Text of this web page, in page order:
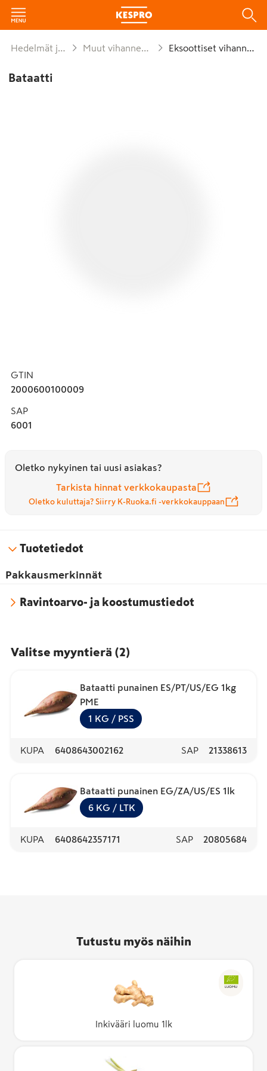
Hedelmät ja vihannekset Muut vihannekset ja juurekset Eksoottiset vihannekset
Bataatti
GTIN
2000600100009
SAP
6001
Oletko nykyinen tai uusi asiakas?
Tarkista hinnat verkkokaupasta
Oletko kuluttaja? Siirry K-Ruoka.fi -verkkokauppaan
Tuotetiedot
Pakkausmerkinnät
Ravintoarvo- ja koostumustiedot
Valitse myyntierä (2)
Bataatti punainen ES/PT/US/EG 1kg
PME
1 KG / PSS
KUPA 6408643002162 SAP 21338613
Bataatti punainen EG/ZA/US/ES 1lk
6 KG / LTK
KUPA 6408642357171 SAP 20805684
Tutustu myös näihin
Inkivääri luomu 1lk
LUOMU